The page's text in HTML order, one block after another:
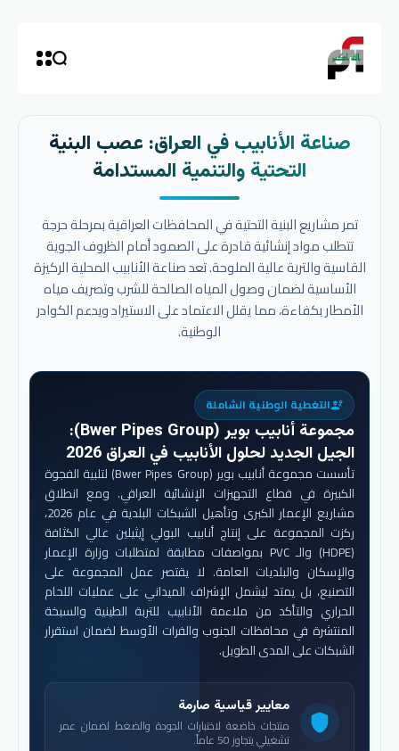
صناعة الأنابيب في العراق: عصب البنية
التحتية والتنمية المستدامة
تمر مشاريع البنية التحتية في المحافظات العراقية بمرحلة حرجة
تتطلب مواد إنشائية قادرة على الصمود أمام الظروف الجوية
القاسية والتربة عالية الملوحة. تعد صناعة الأنابيب المحلية الركيزة
الأساسية لضمان وصول المياه الصالحة للشرب وتصريف مياه
الأمطار بكفاءة، مما يقلل الاعتماد على الاستيراد ويدعم الكوادر
الوطنية.
engineeringالتغطية الوطنية الشاملة
مجموعة أنابيب بوير (Bwer Pipes Group)
:
الجيل الجديد لحلول الأنابيب في العراق 2026
تأسست مجموعة أنابيب بوير (Bwer Pipes Group) لتلبية الفجوة
الكبيرة في قطاع التجهيزات الإنشائية العراقي. ومع انطلاق
مشاريع الإعمار الكبرى وتأهيل الشبكات البلدية في عام 2026،
ركزت المجموعة على إنتاج أنابيب البولي إيثيلين عالي الكثافة
(HDPE) والـ PVC بمواصفات مطابقة لمتطلبات وزارة الإعمار
والإسكان والبلديات العامة. لا يقتصر عمل المجموعة على
التصنيع، بل يمتد ليشمل الإشراف الميداني على عمليات اللحام
الحراري والتأكد من ملاءمة الأنابيب للتربة الطينية والسبخة
المنتشرة في محافظات الجنوب والفرات الأوسط لضمان استقرار
الشبكات على المدى الطويل.
shield
معايير قياسية صارمة
منتجات خاضعة لاختبارات الجودة والضغط لضمان عمر
تشغيلي يتجاوز 50 عاماً.